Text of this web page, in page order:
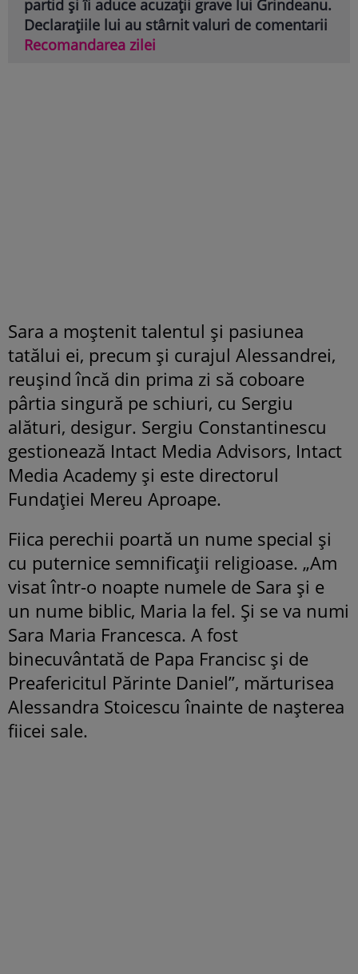
partid și îi aduce acuzații grave lui Grindeanu.
Declarațiile lui au stârnit valuri de comentarii
Recomandarea zilei
Sara a moștenit talentul și pasiunea
tatălui ei, precum și curajul Alessandrei,
reușind încă din prima zi să coboare
pârtia singură pe schiuri, cu Sergiu
alături, desigur. Sergiu Constantinescu
gestionează Intact Media Advisors, Intact
Media Academy și este directorul
Fundaţiei Mereu Aproape.
Fiica perechii poartă un nume special și
cu puternice semnificații religioase. „Am
visat într-o noapte numele de Sara și e
un nume biblic, Maria la fel. Și se va numi
Sara Maria Francesca. A fost
binecuvântată de Papa Francisc și de
Preafericitul Părinte Daniel”, mărturisea
Alessandra Stoicescu înainte de nașterea
fiicei sale.